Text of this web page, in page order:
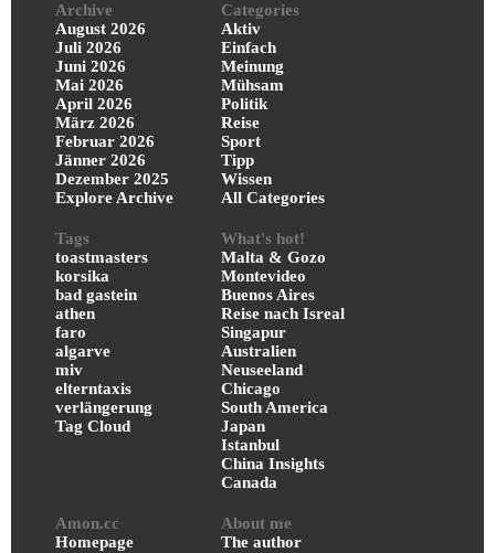
Archive
August 2026
Juli 2026
Juni 2026
Mai 2026
April 2026
März 2026
Februar 2026
Jänner 2026
Dezember 2025
Explore Archive
Categories
Aktiv
Einfach
Meinung
Mühsam
Politik
Reise
Sport
Tipp
Wissen
All Categories
Tags
toastmasters
korsika
bad gastein
athen
faro
algarve
miv
elterntaxis
verlängerung
Tag Cloud
What's hot!
Malta & Gozo
Montevideo
Buenos Aires
Reise nach Isreal
Singapur
Australien
Neuseeland
Chicago
South America
Japan
Istanbul
China Insights
Canada
Amon.cc
Homepage
About me
The author